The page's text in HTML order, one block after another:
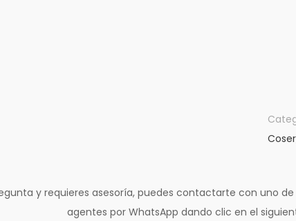
Coser
y requieres asesoría, puedes contactarte con uno
agentes por WhatsApp dando clic en el